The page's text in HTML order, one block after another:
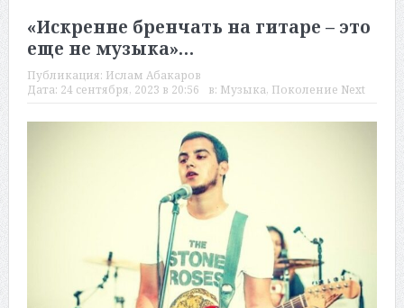
«Искренне бренчать на гитаре – это
еще не музыка»…
Публикация: Ислам Абакаров
Дата: 24 сентября, 2023 в 20:56 в: Музыка, Поколение Next